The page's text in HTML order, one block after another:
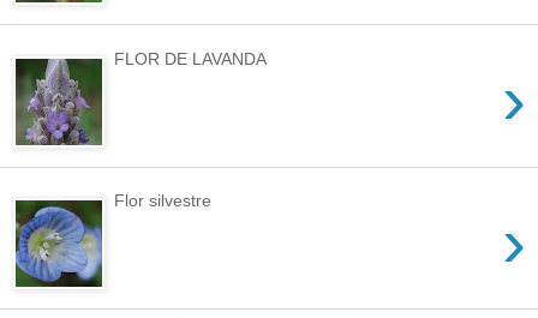
›
FLOR DE LAVANDA
›
Flor silvestre